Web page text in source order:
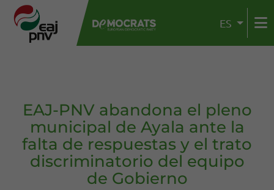
ES
EAJ-PNV abandona el pleno
municipal de Ayala ante la
falta de respuestas y el trato
discriminatorio del equipo
de Gobierno